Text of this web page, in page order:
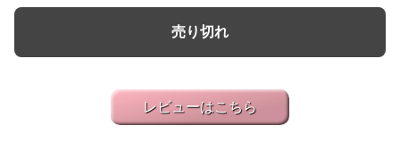
売り切れ
レビューはこちら